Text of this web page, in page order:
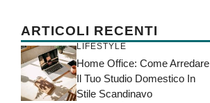
ARTICOLI RECENTI
LIFESTYLE
Home Office: Come Arredare
Il Tuo Studio Domestico In
Stile Scandinavo